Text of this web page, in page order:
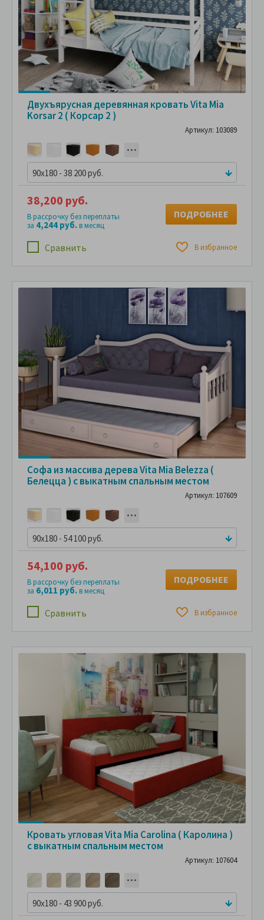
Двухъярусная деревянная кровать Vita Mia
Korsar 2 ( Корсар 2 )
Артикул: 103089
90x180 - 38 200 руб.
Сравнить В избранное
38,200 руб.
В рассрочку без переплаты
за 4,244 руб.в месяц
ПОДРОБНЕЕ
Софа из массива дерева Vita Mia Belezza (
Белецца ) с выкатным спальным местом
Артикул: 107609
90x180 - 54 100 руб.
Сравнить В избранное
54,100 руб.
В рассрочку без переплаты
за 6,011 руб.в месяц
ПОДРОБНЕЕ
Кровать угловая Vita Mia Carolina ( Каролина )
с выкатным спальным местом
Артикул: 107604
90x180 - 43 900 руб.